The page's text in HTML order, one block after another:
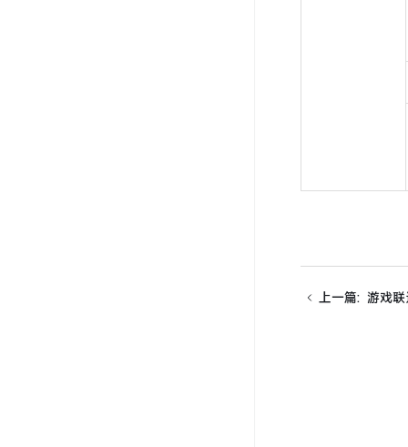
上一篇: 游戏